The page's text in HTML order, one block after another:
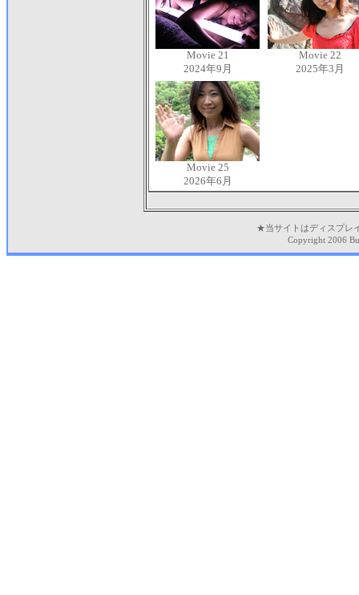
Movie 21
2024年9月
Movie 22
2025年3月
Movie 25
2026年6月
★当サイトはディスプレ
Copyright 2006